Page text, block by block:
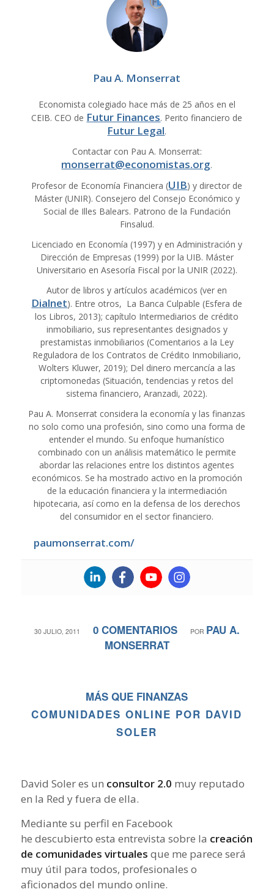
Pau A. Monserrat
Economista colegiado hace más de 25 años en el
CEIB. CEO de Futur Finances. Perito financiero de
Futur Legal.
Contactar con Pau A. Monserrat:
monserrat@economistas.org.
Profesor de Economía Financiera (UIB) y director de
Máster (UNIR). Consejero del Consejo Económico y
Social de Illes Balears. Patrono de la Fundación
Finsalud.
Licenciado en Economía (1997) y en Administración y
Dirección de Empresas (1999) por la UIB. Máster
Universitario en Asesoría Fiscal por la UNIR (2022).
Autor de libros y artículos académicos (ver en
Dialnet). Entre otros, La Banca Culpable (Esfera de
los Libros, 2013); capítulo Intermediarios de crédito
inmobiliario, sus representantes designados y
prestamistas inmobiliarios (Comentarios a la Ley
Reguladora de los Contratos de Crédito Inmobiliario,
Wolters Kluwer, 2019); Del dinero mercancía a las
criptomonedas (Situación, tendencias y retos del
sistema financiero, Aranzadi, 2022).
Pau A. Monserrat considera la economía y las finanzas
no solo como una profesión, sino como una forma de
entender el mundo. Su enfoque humanístico
combinado con un análisis matemático le permite
abordar las relaciones entre los distintos agentes
económicos. Se ha mostrado activo en la promoción
de la educación financiera y la intermediación
hipotecaria, así como en la defensa de los derechos
del consumidor en el sector financiero.
paumonserrat.com/
30 JULIO, 2011
/ 0 COMENTARIOS
/ POR PAU A.
MONSERRAT
MÁS QUE FINANZAS
COMUNIDADES ONLINE POR DAVID
SOLER
David Soler es un consultor 2.0 muy reputado
en la Red y fuera de ella.
Mediante su perfil en Facebook
he descubierto esta entrevista sobre la creación
de comunidades virtuales que me parece será
muy útil para todos, profesionales o
aficionados del mundo online.